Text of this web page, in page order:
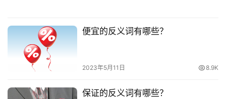
便宜的反义词有哪些？
2023年5月11日 8.9K
保证的反义词有哪些？